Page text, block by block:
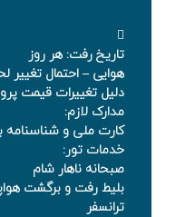
تاریخ رفت: هر روز
هوایی – احتمال تغییر
دلیل تغییرات قیمت
مدارک لازم:
کارت ملی و
خدمات تور:
صبحانه ناهار شام
بلیط رفت و برگشت
ترانسفر